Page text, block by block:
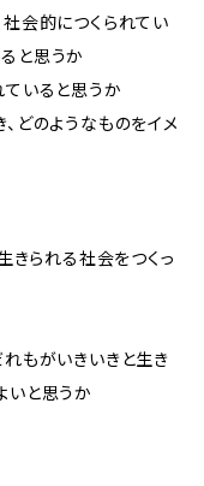
社会的につくられてい
と思うか
ていると思うか
どのようなものをイメ
きられる社会をつくっ
れもがいきいきと生き
いと思うか